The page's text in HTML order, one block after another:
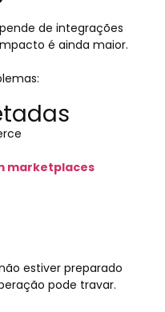
de integrações
é ainda maior.
marketplaces
estiver preparado
pode travar.